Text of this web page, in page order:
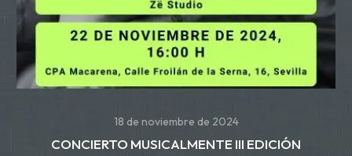
18 de noviembre de 2024
CONCIERTO MUSICALMENTE III EDICIÓN